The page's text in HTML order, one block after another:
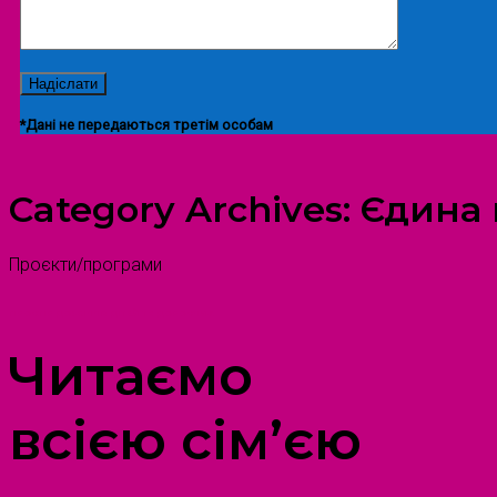
*Дані не передаються третім особам
Category Archives: Єдина
Проєкти/програми
Читаємо
всією сім’єю